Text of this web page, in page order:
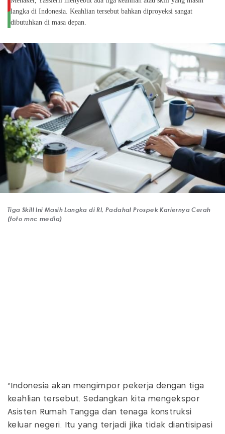
langka di Indonesia. Keahlian tersebut bahkan diproyeksi sangat
dibutuhkan di masa depan.
Tiga Skill Ini Masih Langka di RI, Padahal Prospek Kariernya Cerah
(foto mnc media)
"Indonesia akan mengimpor pekerja dengan tiga
keahlian tersebut. Sedangkan kita mengekspor
Asisten Rumah Tangga dan tenaga konstruksi
keluar negeri. Itu yang terjadi jika tidak diantisipasi